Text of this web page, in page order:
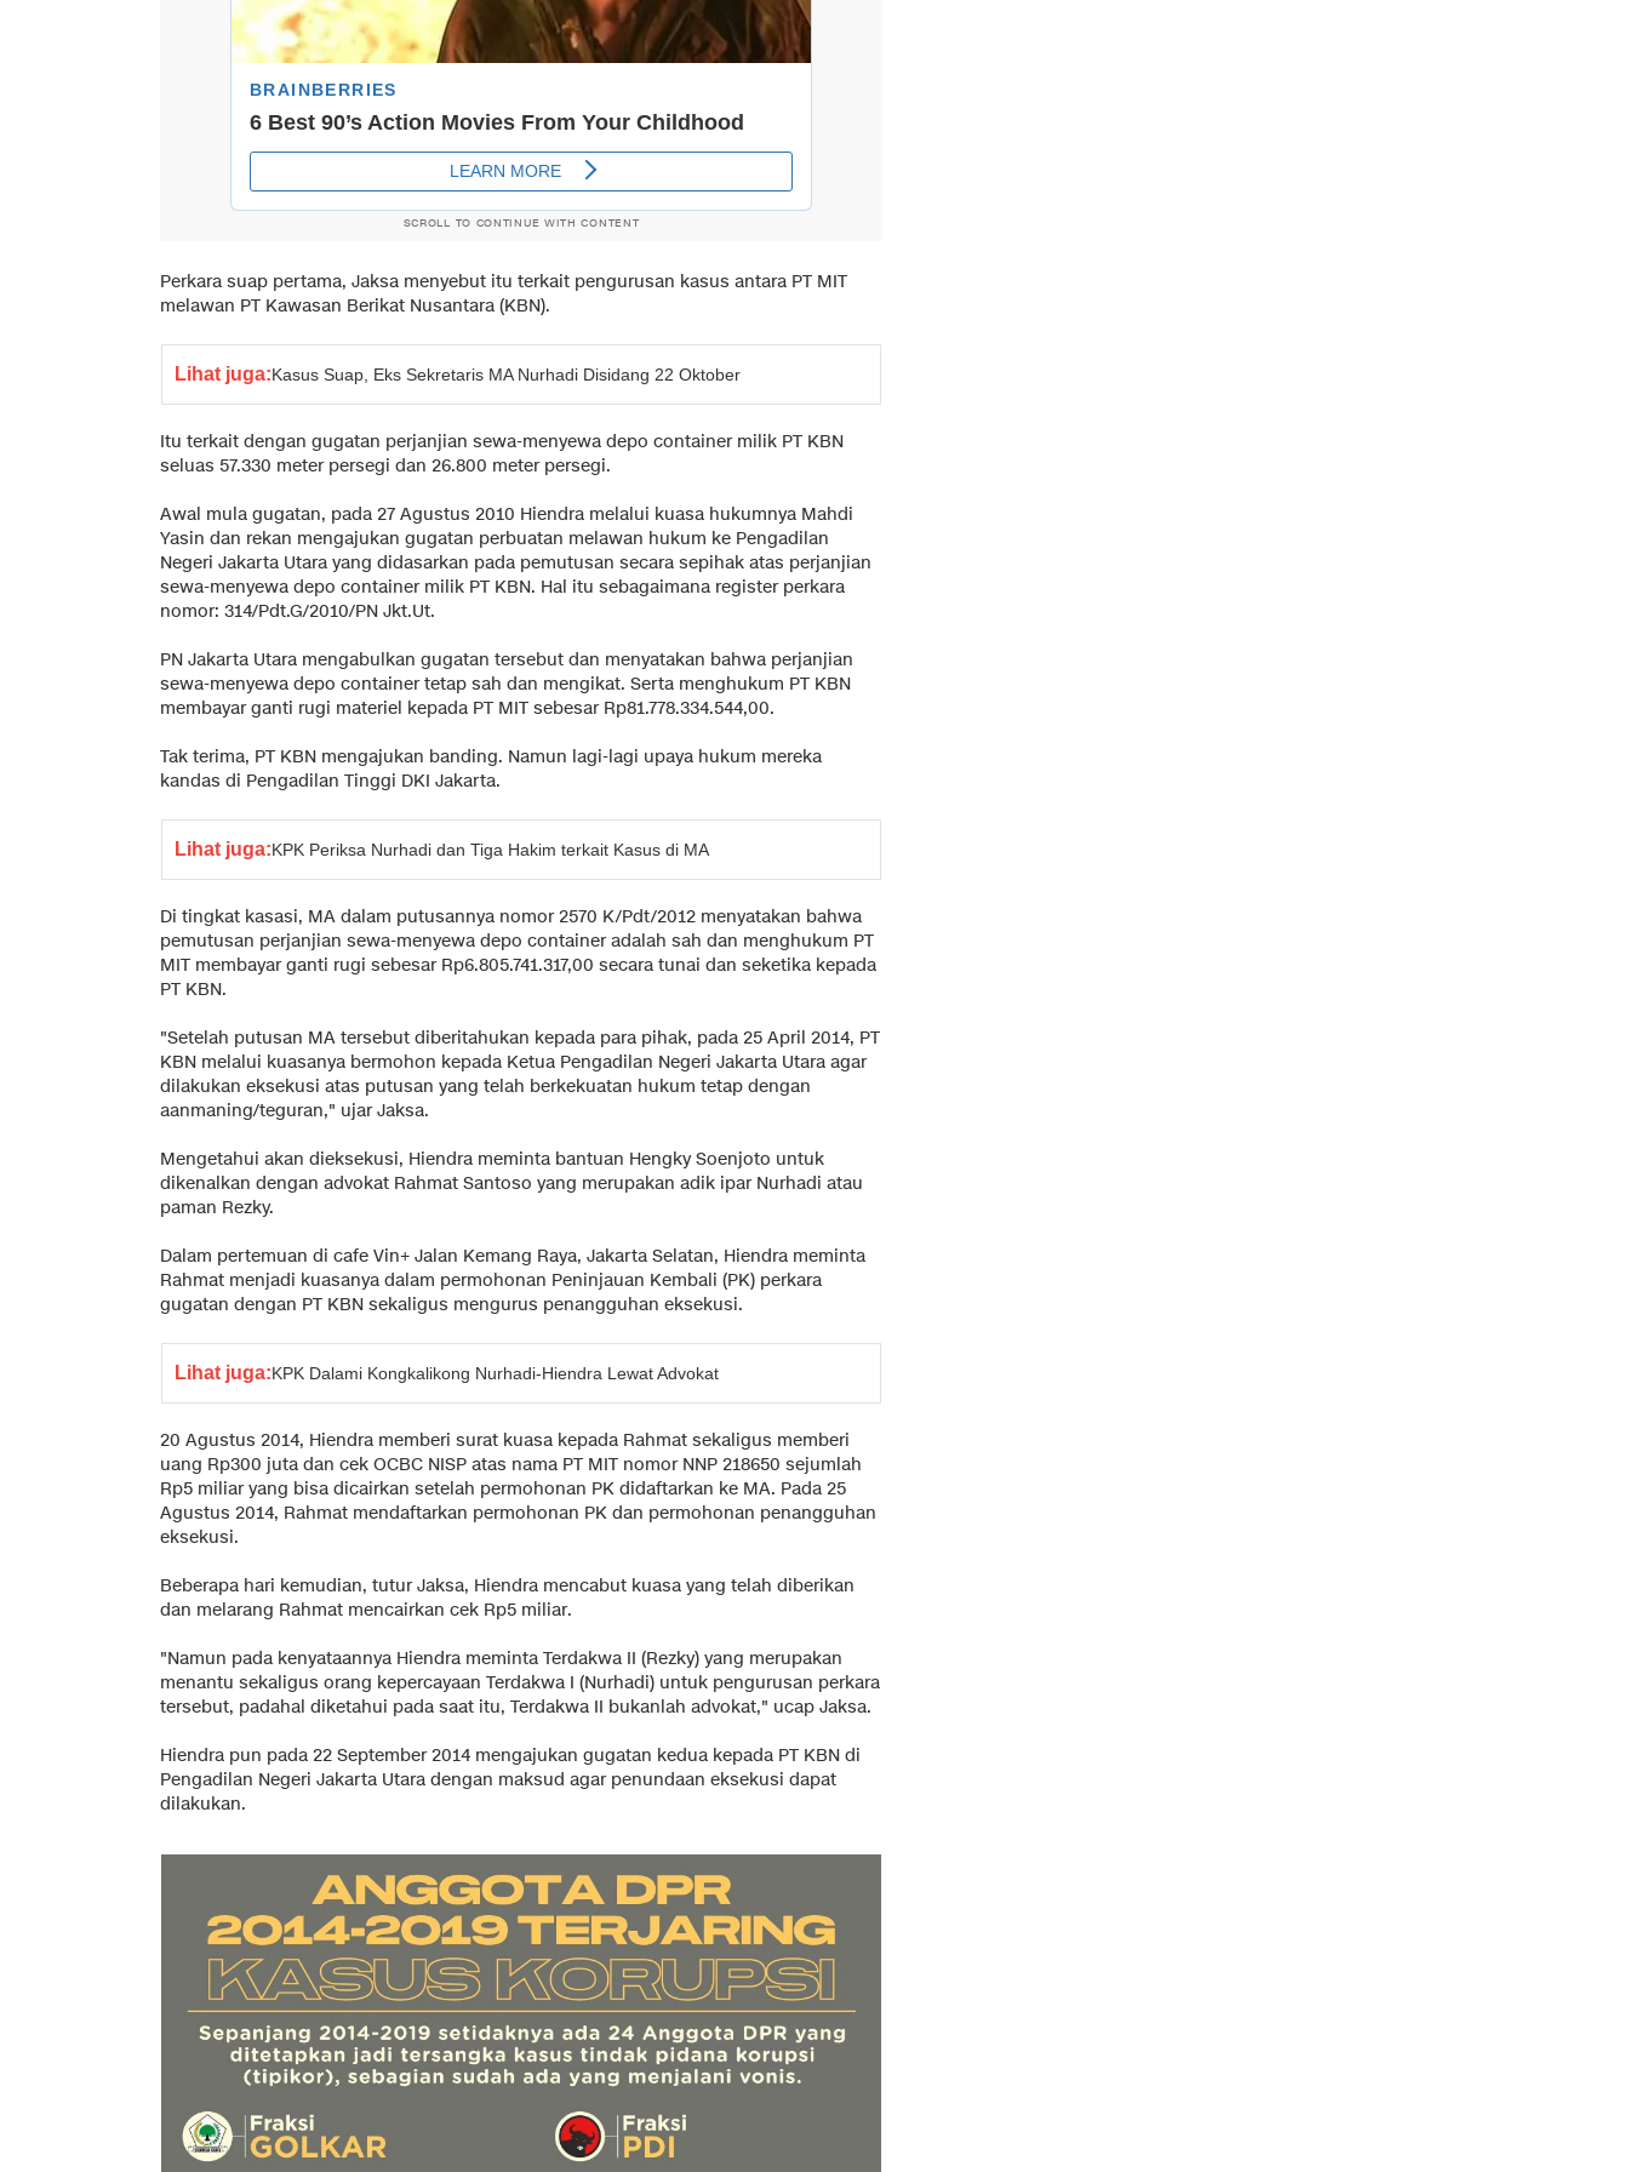
SCROLL TO CONTINUE WITH CONTENT
Perkara suap pertama, Jaksa menyebut itu terkait pengurusan kasus antara PT MIT
melawan PT Kawasan Berikat Nusantara (KBN).
Lihat juga:Kasus Suap, Eks Sekretaris MA Nurhadi Disidang 22 Oktober
Itu terkait dengan gugatan perjanjian sewa-menyewa depo container milik PT KBN
seluas 57.330 meter persegi dan 26.800 meter persegi.
Awal mula gugatan, pada 27 Agustus 2010 Hiendra melalui kuasa hukumnya Mahdi
Yasin dan rekan mengajukan gugatan perbuatan melawan hukum ke Pengadilan
Negeri Jakarta Utara yang didasarkan pada pemutusan secara sepihak atas perjanjian
sewa-menyewa depo container milik PT KBN. Hal itu sebagaimana register perkara
nomor: 314/Pdt.G/2010/PN Jkt.Ut.
PN Jakarta Utara mengabulkan gugatan tersebut dan menyatakan bahwa perjanjian
sewa-menyewa depo container tetap sah dan mengikat. Serta menghukum PT KBN
membayar ganti rugi materiel kepada PT MIT sebesar Rp81.778.334.544,00.
Tak terima, PT KBN mengajukan banding. Namun lagi-lagi upaya hukum mereka
kandas di Pengadilan Tinggi DKI Jakarta.
Lihat juga:KPK Periksa Nurhadi dan Tiga Hakim terkait Kasus di MA
Di tingkat kasasi, MA dalam putusannya nomor 2570 K/Pdt/2012 menyatakan bahwa
pemutusan perjanjian sewa-menyewa depo container adalah sah dan menghukum PT
MIT membayar ganti rugi sebesar Rp6.805.741.317,00 secara tunai dan seketika kepada
PT KBN.
"Setelah putusan MA tersebut diberitahukan kepada para pihak, pada 25 April 2014, PT
KBN melalui kuasanya bermohon kepada Ketua Pengadilan Negeri Jakarta Utara agar
dilakukan eksekusi atas putusan yang telah berkekuatan hukum tetap dengan
aanmaning/teguran," ujar Jaksa.
Mengetahui akan dieksekusi, Hiendra meminta bantuan Hengky Soenjoto untuk
dikenalkan dengan advokat Rahmat Santoso yang merupakan adik ipar Nurhadi atau
paman Rezky.
Dalam pertemuan di cafe Vin+ Jalan Kemang Raya, Jakarta Selatan, Hiendra meminta
Rahmat menjadi kuasanya dalam permohonan Peninjauan Kembali (PK) perkara
gugatan dengan PT KBN sekaligus mengurus penangguhan eksekusi.
Lihat juga:KPK Dalami Kongkalikong Nurhadi-Hiendra Lewat Advokat
20 Agustus 2014, Hiendra memberi surat kuasa kepada Rahmat sekaligus memberi
uang Rp300 juta dan cek OCBC NISP atas nama PT MIT nomor NNP 218650 sejumlah
Rp5 miliar yang bisa dicairkan setelah permohonan PK didaftarkan ke MA. Pada 25
Agustus 2014, Rahmat mendaftarkan permohonan PK dan permohonan penangguhan
eksekusi.
Beberapa hari kemudian, tutur Jaksa, Hiendra mencabut kuasa yang telah diberikan
dan melarang Rahmat mencairkan cek Rp5 miliar.
"Namun pada kenyataannya Hiendra meminta Terdakwa II (Rezky) yang merupakan
menantu sekaligus orang kepercayaan Terdakwa I (Nurhadi) untuk pengurusan perkara
tersebut, padahal diketahui pada saat itu, Terdakwa II bukanlah advokat," ucap Jaksa.
Hiendra pun pada 22 September 2014 mengajukan gugatan kedua kepada PT KBN di
Pengadilan Negeri Jakarta Utara dengan maksud agar penundaan eksekusi dapat
dilakukan.